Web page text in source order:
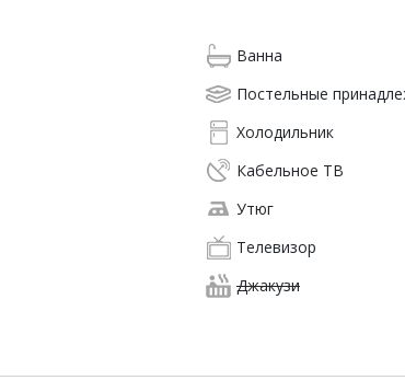
Ванна
Постельные
Холодильник
Кабельное ТВ
Утюг
Телевизор
Джакузи